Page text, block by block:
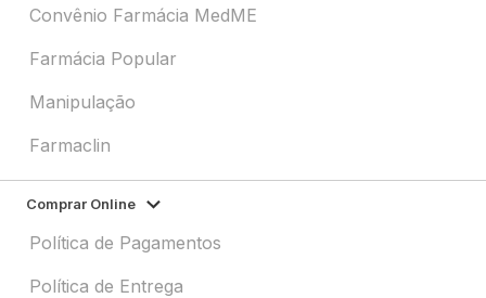
Convênio Farmácia MedME
Farmácia Popular
Manipulação
Farmaclin
Comprar Online
Política de Pagamentos
Política de Entrega